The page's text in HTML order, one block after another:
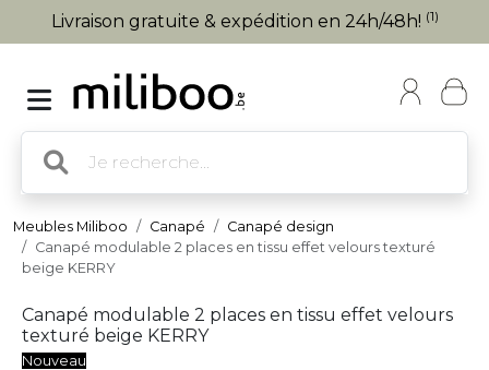
Livraison gratuite & expédition en 24h/48h! (1)
Meubles Miliboo Canapé
Canapé design
Canapé modulable 2 places en tissu effet velours texturé
beige KERRY
Canapé modulable 2 places en tissu effet velours
texturé beige KERRY
Nouveau